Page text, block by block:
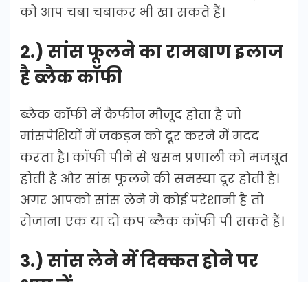
को आप चबा चबाकर भी खा सकते हैं।
2.) सांस फूलने का रामबाण इलाज
है ब्लैक कॉफी
ब्लैक कॉफी में कैफीन मौजूद होता है जो
मांसपेशियों में जकड़न को दूर करने में मदद
करता है। कॉफी पीने से श्वसन प्रणाली को मजबूत
होती है और सांस फूलने की समस्या दूर होती है।
अगर आपको सांस लेने में कोई परेशानी है तो
रोजाना एक या दो कप ब्लैक कॉफी पी सकते हैं।
3.) सांस लेने में दिक्कत होने पर